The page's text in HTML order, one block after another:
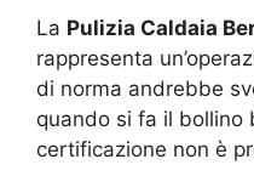
La Pulizia Caldaia
rappresenta
di norma andrebbe
quando si fa il bollino
certificazione non è